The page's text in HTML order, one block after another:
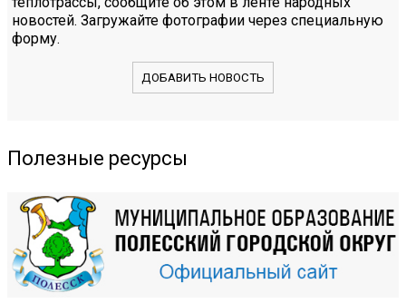
новостей. Загружайте фотографии через специальную
форму.
ДОБАВИТЬ НОВОСТЬ
Полезные ресурсы